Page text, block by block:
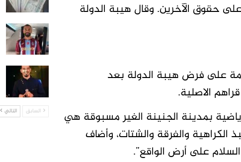
حقوق الآخرين. وقال هيبة الدولة
على فرض هيبة الدولة بعد
الاصلية.
بمدينة الجنينة الغير مسبوقة هي
الكراهية والفرقة والشتات، وأضاف
على أرض الواقع”.
السابق التالي